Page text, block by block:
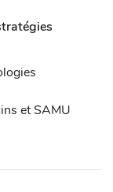
et SAMU